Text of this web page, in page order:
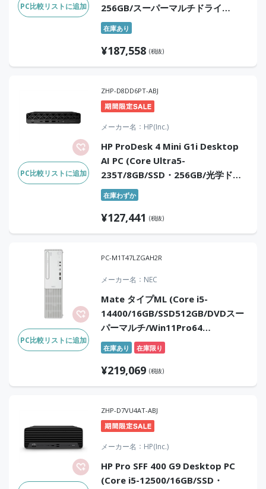
PC比較リストに追加
256GB/スーパーマルチドライ
ブ/Win11Pro/Office無)
在庫あり
¥187,558 (税抜)
PC比較リストに追加
ZHP-D8DD6PT-ABJ
メーカー名 HP(Inc.)
HP ProDesk 4 Mini G1i Desktop
AI PC (Core Ultra5-
235T/8GB/SSD・256GB/光学ドラ
イブなし/Win11Pro/Office無)
在庫わずか
¥127,441 (税抜)
PC比較リストに追加
PC-M1T47LZGAH2R
メーカー名 NEC
Mate タイプML (Core i5-
14400/16GB/SSD512GB/DVDスー
パーマルチ/Win11Pro64
25H2/Office無)
在庫あり 在庫限り
¥219,069 (税抜)
ZHP-D7VU4AT-ABJ
メーカー名 HP(Inc.)
HP Pro SFF 400 G9 Desktop PC
(Core i5-12500/16GB/SSD・